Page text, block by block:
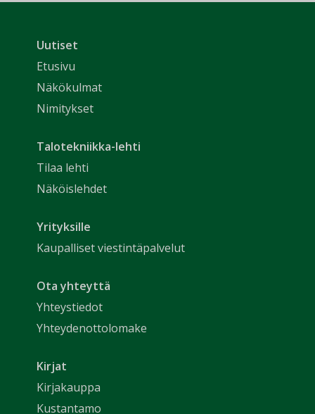
Uutiset
Etusivu
Näkökulmat
Nimitykset
Talotekniikka-lehti
Tilaa lehti
Näköislehdet
Yrityksille
Kaupalliset viestintäpalvelut
Ota yhteyttä
Yhteystiedot
Yhteydenottolomake
Kirjat
Kirjakauppa
Kustantamo